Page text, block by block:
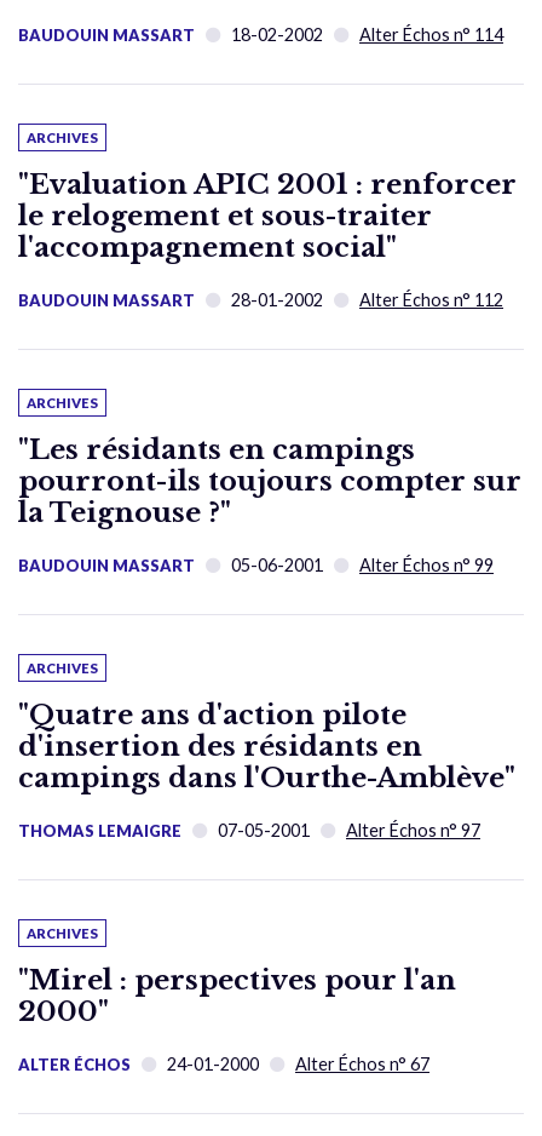
BAUDOUIN MASSART 18-02-2002 Alter Échos n° 114
ARCHIVES
"Evaluation APIC 2001 : renforcer
le relogement et sous-traiter
l'accompagnement social"
BAUDOUIN MASSART 28-01-2002 Alter Échos n° 112
ARCHIVES
"Les résidants en campings
pourront-ils toujours compter sur
la Teignouse ?"
BAUDOUIN MASSART 05-06-2001 Alter Échos n° 99
ARCHIVES
"Quatre ans d'action pilote
d'insertion des résidants en
campings dans l'Ourthe-Amblève"
THOMAS LEMAIGRE 07-05-2001 Alter Échos n° 97
ARCHIVES
"Mirel : perspectives pour l'an
2000"
ALTER ÉCHOS 24-01-2000 Alter Échos n° 67